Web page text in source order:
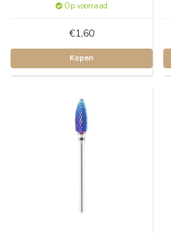
Op voorraad
€1,60
Kopen